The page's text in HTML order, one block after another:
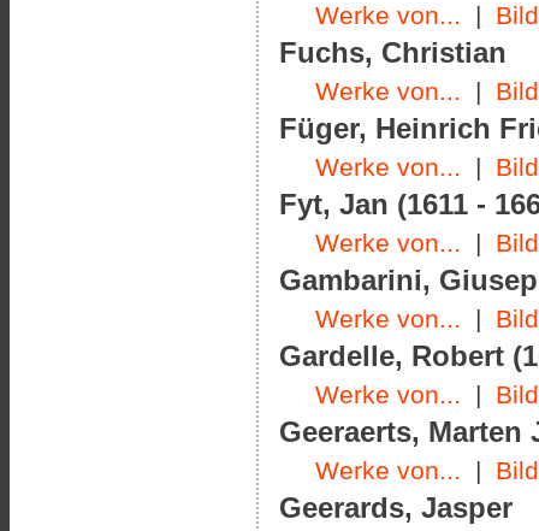
Werke von... |
Fuchs, Christian
Werke von... |
Füger, Heinrich
Werke von... |
Fyt, Jan (1611 -
Werke von... |
Gambarini,
Werke von... |
Gardelle, Robert
Werke von... |
Geeraerts, Marten
Werke von... |
Geerards, Jasper